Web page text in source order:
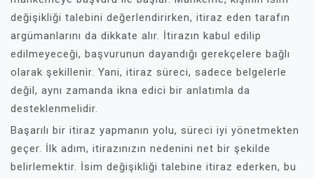
değişikliği talebini değerlendirirken, itiraz eden tarafın
argümanlarını da dikkate alır. İtirazın kabul edilip
edilmeyeceği, başvurunun dayandığı gerekçelere bağlı
olarak şekillenir. Yani, itiraz süreci, sadece belgelerle
değil, aynı zamanda ikna edici bir anlatımla da
desteklenmelidir.
Başarılı bir itiraz yapmanın yolu, süreci iyi yönetmekten
geçer. İlk adım, itirazınızın nedenini net bir şekilde
belirlemektir. İsim değişikliği talebine itiraz ederken, bu